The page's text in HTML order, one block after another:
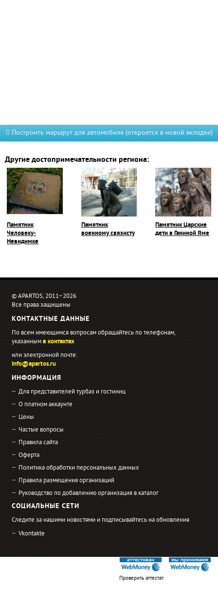
Построить маршрут для автомобиля (откроется в новой вкладке)
Другие достопримечательности региона:
Памятник
Человеку-
Невидимке
Памятник
военному связисту
Памятник Царские
дети в Ганиной Яме
© APARTOS, 2011−2026
Все права защищены
КОНТАКТНЫЕ ДАННЫЕ
По всем имеющимся вопросам обращайтесь по телефонам,
указаннымв контактах
или электронной почте:
info@apartos.ru
ИНФОРМАЦИЯ
Для представителей турбаз и гостиниц
О платном аккаунте
Цены
Частые вопросы
Правила сайта
Оферта
Политика обработки персональных данных
Правила размещения организаций
Руководство по добавлению организация в каталог
СОЦИАЛЬНЫЕ СЕТИ
Следите за нашими новостями и подписывайтесь на обновления
Vkontakte
Проверить аттестат